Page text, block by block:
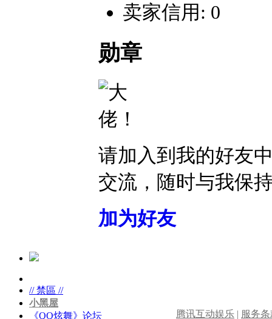
卖家信用: 0
勋章
请加入到我的好友
交流，随时与我保
加为好友
腾讯互动娱乐 | 服务
// 禁區 //
小黑屋
《QQ炫舞》论坛